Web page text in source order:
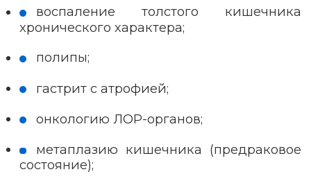
воспаление толстого кишечника
хронического характера;
полипы;
гастрит с атрофией;
онкологию ЛОР-органов;
метаплазию кишечника (предраковое
состояние);